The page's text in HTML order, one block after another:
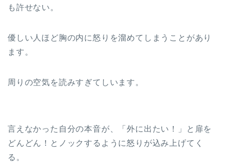
も許せない。
優しい人ほど胸の内に怒りを溜めてしまうことがあり
ます。
周りの空気を読みすぎてしいます。
言えなかった自分の本音が、「外に出たい！」と扉を
どんどん！とノックするように怒りが込み上げてく
る。